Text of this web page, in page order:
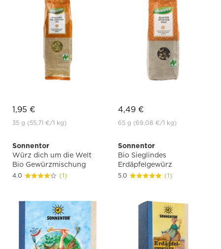
1,95 €
35 g (55,71 €/1 kg)
4,49 €
65 g (69,08 €/1 kg)
Sonnentor
Würz dich um die Welt
Bio Gewürzmischung
4.0 (1)
Sonnentor
Bio Sieglindes
Erdäpfelgewürz
5.0 (1)